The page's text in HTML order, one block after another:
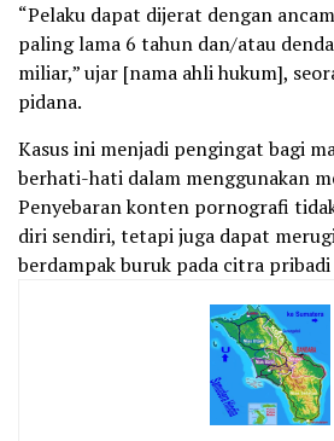
“Pelaku dapat dijerat dengan
paling lama 6 tahun dan/atau
miliar,” ujar [nama ahli hukum],
pidana.
Kasus ini menjadi pengingat bagi
berhati-hati dalam menggunakan
Penyebaran konten pornografi
diri sendiri, tetapi juga dapat
berdampak buruk pada citra